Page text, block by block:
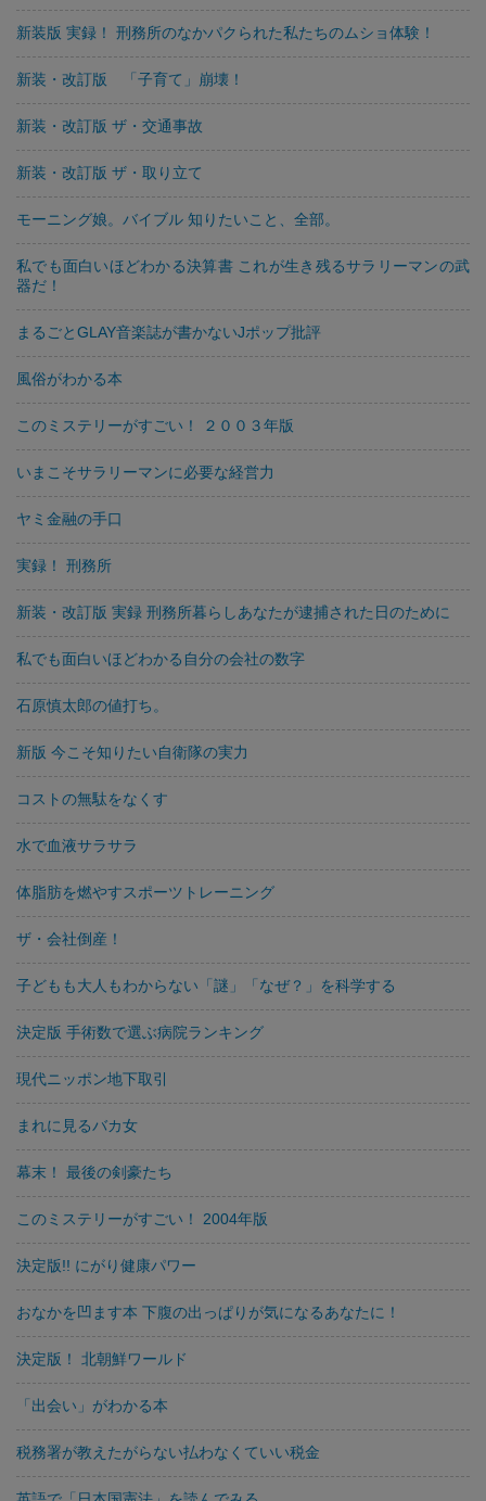
新装版 実録！ 刑務所のなかパクられた私たちのムショ体験！
新装・改訂版 「子育て」崩壊！
新装・改訂版 ザ・交通事故
新装・改訂版 ザ・取り立て
モーニング娘。バイブル 知りたいこと、全部。
私でも面白いほどわかる決算書 これが生き残るサラリーマンの武
器だ！
まるごとGLAY音楽誌が書かないJポップ批評
風俗がわかる本
このミステリーがすごい！ ２００３年版
いまこそサラリーマンに必要な経営力
ヤミ金融の手口
実録！ 刑務所
新装・改訂版 実録 刑務所暮らしあなたが逮捕された日のために
私でも面白いほどわかる自分の会社の数字
石原慎太郎の値打ち。
新版 今こそ知りたい自衛隊の実力
コストの無駄をなくす
水で血液サラサラ
体脂肪を燃やすスポーツトレーニング
ザ・会社倒産！
子どもも大人もわからない「謎」「なぜ？」を科学する
決定版 手術数で選ぶ病院ランキング
現代ニッポン地下取引
まれに見るバカ女
幕末！ 最後の剣豪たち
このミステリーがすごい！ 2004年版
決定版!! にがり健康パワー
おなかを凹ます本 下腹の出っぱりが気になるあなたに！
決定版！ 北朝鮮ワールド
「出会い」がわかる本
税務署が教えたがらない払わなくていい税金